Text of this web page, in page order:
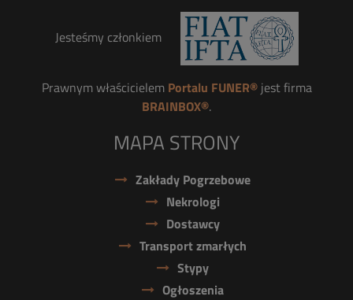
Jesteśmy członkiem
Prawnym właścicielem Portalu FUNER®jest firma
BRAINBOX®.
MAPA STRONY
Zakłady Pogrzebowe
Nekrologi
Dostawcy
Transport zmarłych
Stypy
Ogłoszenia